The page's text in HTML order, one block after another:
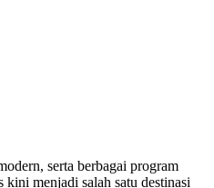
serta berbagai program
menjadi salah satu destinasi